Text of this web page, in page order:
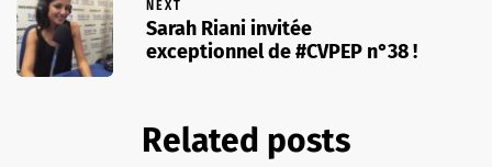
NEXT
Sarah Riani invitée
exceptionnel de #CVPEP n°38 !
Related posts